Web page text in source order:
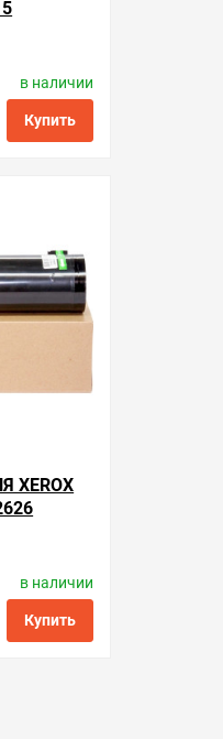
в наличии
Купить
BASF
XEROX
в наличии
Купить
BASF